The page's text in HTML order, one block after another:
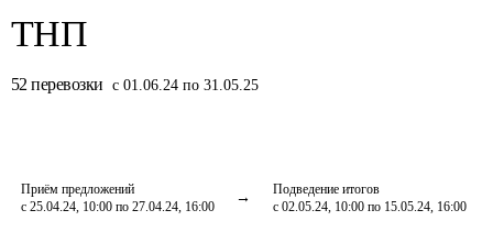
ТНП
52 перевозки с 01.06.24 по 31.05.25
Приём предложений
с 25.04.24, 10:00 по 27.04.24, 16:00
Подведение итогов
с 02.05.24, 10:00 по 15.05.24, 16:00